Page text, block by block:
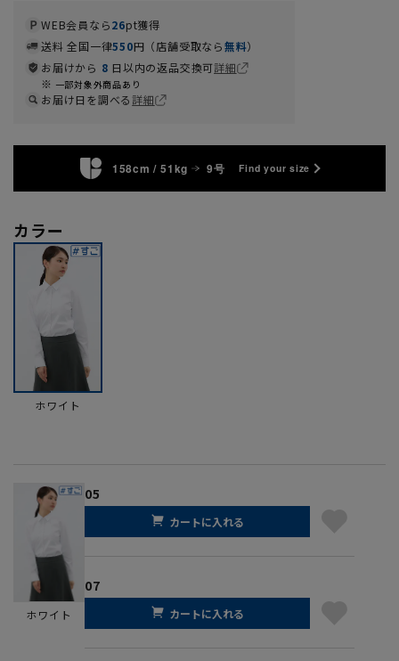
WEB会員なら26pt獲得
送料 全国一律550円（店舗受取なら無料）
お届けから 8 日以内の返品交換可詳細
一部対象外商品あり
お届け日を調べる詳細
158cm / 51kg 9号 Find your size
カラー
ホワイト
ホワイト
05
カートに入れる
07
カートに入れる